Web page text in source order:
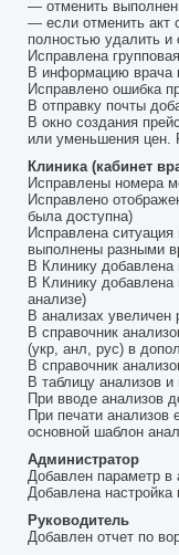
— отменить
— если отменить акт
полностью удалить и
Исправлена
В информацию врача
Исправлено ошибка
В отправку почты
В окно создания
или уменьшения цен.
Клиника (кабинет
Исправлены номера
Исправлено
была доступна)
Исправлена
выполнены разными
В Клинику добавлена
В Клинику добавлена
анализе)
В анализах увеличен
В справочник
(укр, анл, рус) в
В справочник
В таблицу анализов
При вводе анализов
При печати анализов
основной шаблон
Администратор
Добавлен параметр в
Добавлена настройка
Руководитель
Добавлен отчет по